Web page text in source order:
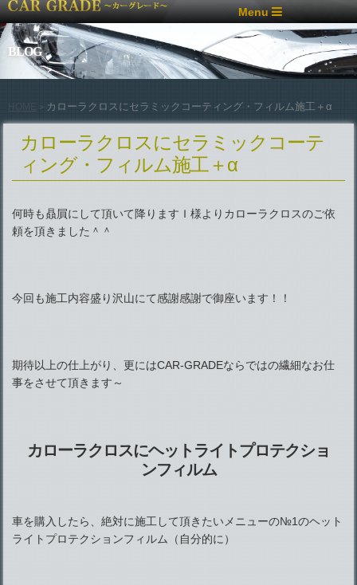
Menu
BLOG
> カローラクロスにセラミックコーティング・フィルム施工＋α
カローラクロスにセラミックコーテ
ィング・フィルム施工＋α
何時も贔屓にして頂いて降りますＩ様よりカローラクロスのご依
頼を頂きました＾＾
今回も施工内容盛り沢山にて感謝感謝で御座います！！
期待以上の仕上がり、更にはCAR-GRADEならではの繊細なお仕
事をさせて頂きます～
カローラクロスにヘットライトプロテクショ
ンフィルム
車を購入したら、絶対に施工して頂きたいメニューの№1のヘット
ライトプロテクションフィルム（自分的に）